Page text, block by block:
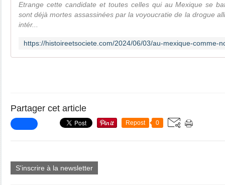
Etrange cette candidate et toutes celles qui au Mexique se
sont déjà mortes assassinées par la voyoucratie de la drogue
intér...
Partager cet article
Repost 0
S'inscrire à la newsletter